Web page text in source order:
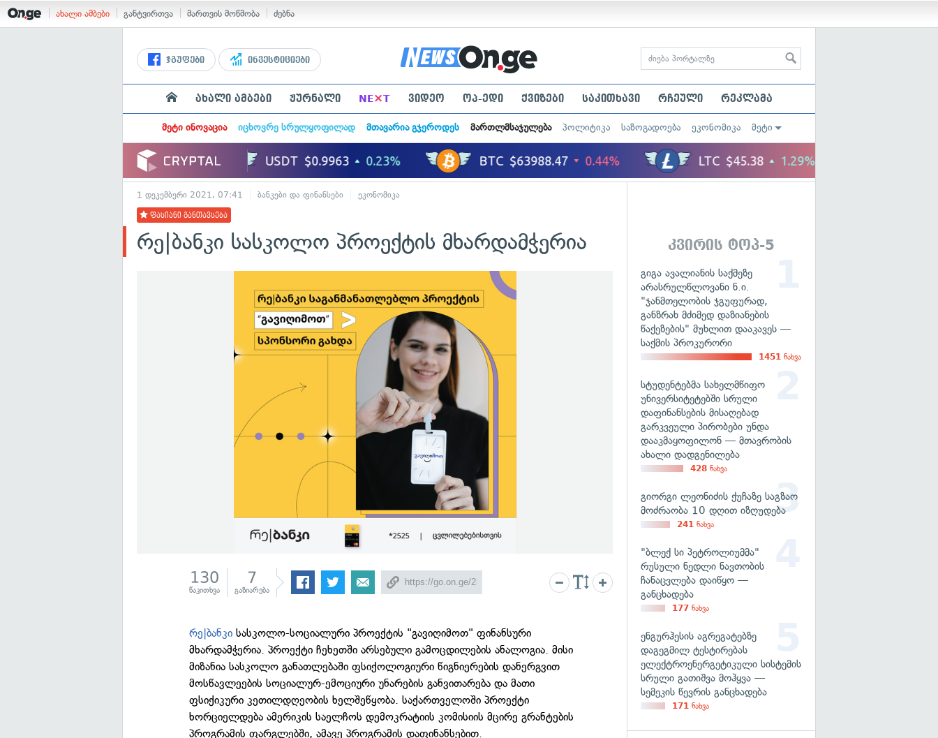
ახალი ამბები განტვირთვა მართვის მოწმობა ძებნა
ჯგუფები ინვესტიციები
ახალი ამბები ჟურნალი NE×T ვიდეო ოპ-ედი ქვიზები საკითხავი რჩეული რეკლამა
მეტი ინოვაცია იცხოვრე სრულყოფილად მთავარია გჯეროდეს მართლმსაჯულება პოლიტიკა საზოგადოება ეკონომიკა მეტი
1 დეკემბერი 2021, 07:41 ბანკები და ფინანსები ეკონომიკა
ფასიანი განთავსება
რე|ბანკი სასკოლო პროექტის მხარდამჭერია
130
წაკითხვა
7
გაზიარება
რე|ბანკი სასკოლო-სოციალური პროექტის "გავიღიმოთ" ფინანსური
მხარდამჭერია. პროექტი ჩეხეთში არსებული გამოცდილების ანალოგია. მისი
მიზანია სასკოლო განათლებაში ფსიქოლოგიური წიგნიერების დანერგვით
მოსწავლეების სოციალურ-ემოციური უნარების განვითარება და მათი
ფსიქიკური კეთილდღეობის ხელშეწყობა. საქართველოში პროექტი
ხორციელდება ამერიკის საელჩოს დემოკრატიის კომისიის მცირე გრანტების
პროგრამის ფარგლებში, ამავე პროგრამის დაფინანსებით.
კვირის ტოპ-5
გიგა ავალიანის საქმეზე
არასრულწლოვანი ნ.ი.
"ჯანმთელობის ჯგუფურად,
განზრახ მძიმედ დაზიანების
წაქეზების" მუხლით დააკავეს —
საქმის პროკურორი
1451 ნახვა
სტუდენტებმა სახელმწიფო
უნივერსიტეტებში სრული
დაფინანსების მისაღებად
გარკვეული პირობები უნდა
დააკმაყოფილონ — მთავრობის
ახალი დადგენილება
428 ნახვა
გიორგი ლეონიძის ქუჩაზე საგზაო
მოძრაობა 10 დღით იზღუდება
241 ნახვა
"ბლექ სი პეტროლიუმმა"
რუსული ნედლი ნავთობის
ჩანაცვლება დაიწყო —
განცხადება
177 ნახვა
ენგურჰესის აგრეგატებზე
დაგეგმილ ტესტირებას
ელექტროენერგეტიკული სისტემის
სრული გათიშვა მოჰყვა —
სემეკის წევრის განცხადება
171 ნახვა